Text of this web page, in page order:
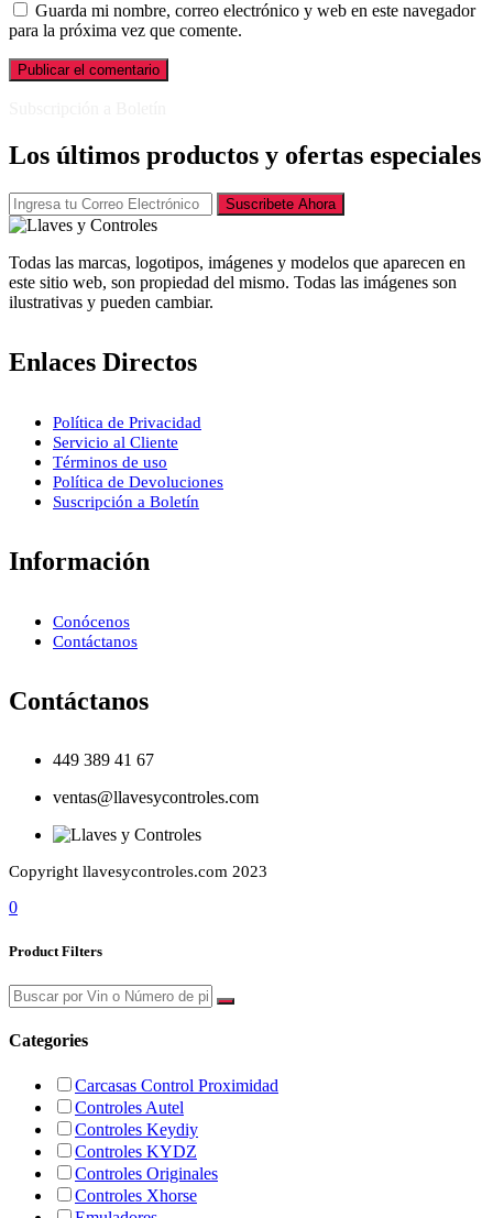
Guarda mi nombre, correo electrónico y web en este navegador
para la próxima vez que comente.
Los últimos productos y ofertas especiales
Suscribete Ahora
Todas las marcas, logotipos, imágenes y modelos que aparecen en
este sitio web, son propiedad del mismo. Todas las imágenes son
ilustrativas y pueden cambiar.
Enlaces Directos
Política de Privacidad
Servicio al Cliente
Términos de uso
Política de Devoluciones
Suscripción a Boletín
Información
Conócenos
Contáctanos
Contáctanos
449 389 41 67
ventas@llavesycontroles.com
Copyright llavesycontroles.com 2023
0
Product Filters
Categories
Carcasas Control Proximidad
Controles Autel
Controles Keydiy
Controles KYDZ
Controles Originales
Controles Xhorse